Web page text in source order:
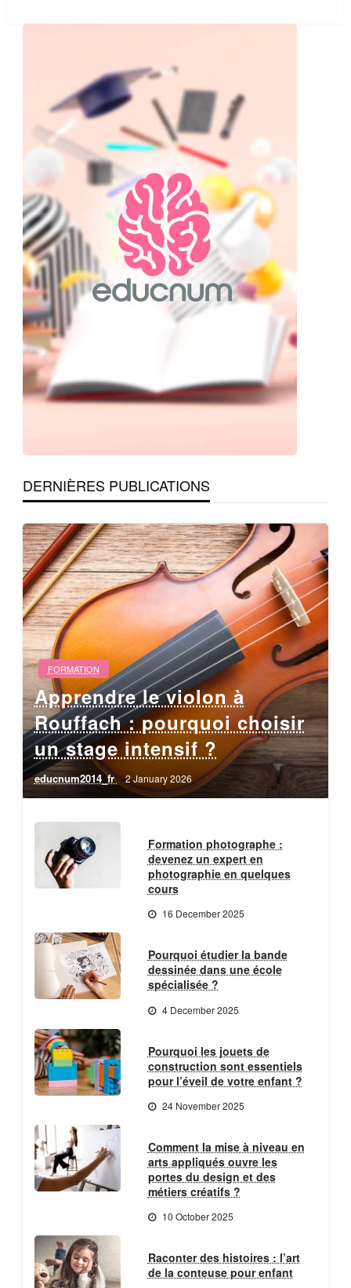
DERNIÈRES PUBLICATIONS
FORMATION
Apprendre le violon à
Rouffach : pourquoi choisir
un stage intensif ?
educnum2014_fr 2 January 2026
Formation photographe :
devenez un expert en
photographie en quelques
cours
16 December 2025
Pourquoi étudier la bande
dessinée dans une école
spécialisée ?
4 December 2025
Pourquoi les jouets de
construction sont essentiels
pour l’éveil de votre enfant ?
24 November 2025
Comment la mise à niveau en
arts appliqués ouvre les
portes du design et des
métiers créatifs ?
10 October 2025
Raconter des histoires : l’art
de la conteuse pour enfant